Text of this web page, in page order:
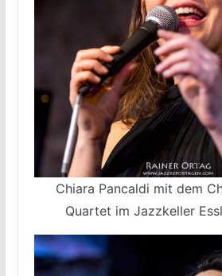
Chiara Pancaldi mit dem
Quartet im Jazzkeller